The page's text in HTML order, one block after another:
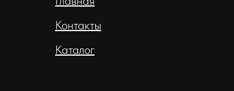
Контакты
Каталог